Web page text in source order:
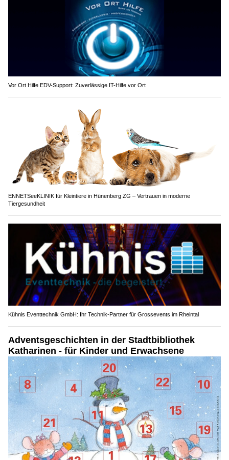
Vor Ort Hilfe EDV-Support: Zuverlässige IT-Hilfe vor Ort
ENNETSeeKLINIK für Kleintiere in Hünenberg ZG – Vertrauen in moderne
Tiergesundheit
Kühnis Eventtechnik GmbH: Ihr Technik-Partner für Grossevents im Rheintal
Adventsgeschichten in der Stadtbibliothek
Katharinen - für Kinder und Erwachsene